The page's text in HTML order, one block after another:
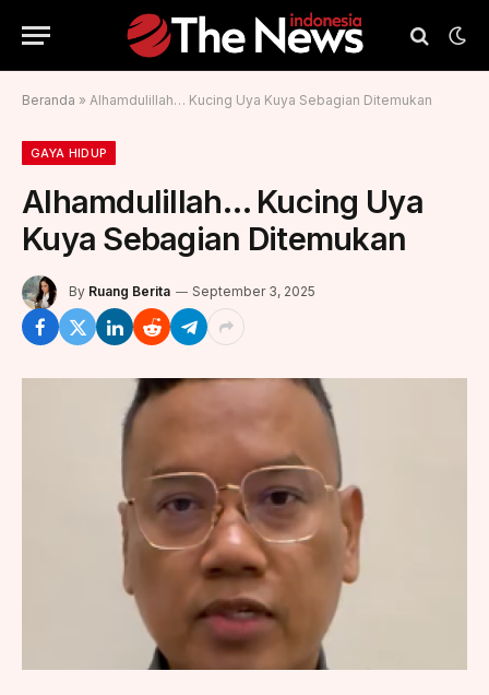
Beranda » Alhamdulillah… Kucing Uya Kuya Sebagian Ditemukan
GAYA HIDUP
Alhamdulillah… Kucing Uya
Kuya Sebagian Ditemukan
By Ruang Berita September 3, 2025